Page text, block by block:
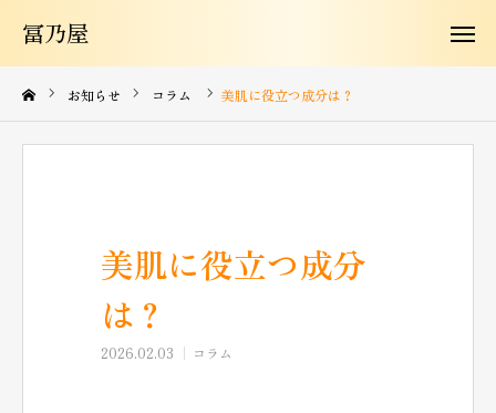
冨乃屋
お知らせ コラム 美肌に役立つ成分は？
美肌に役立つ成分
は？
2026.02.03 コラム
冨乃屋
冨乃屋について
商品紹介
お問い合わせ